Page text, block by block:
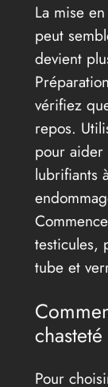
La mise
peut
devient
vérifiez
repos.
pour aider
lubrifiants
testicules,
tube et
Pour